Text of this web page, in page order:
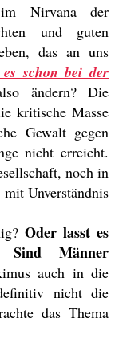
Nirvana der
und guten
das an uns
schon bei der
ändern? Die
kritische Masse
Gewalt gegen
nicht erreicht.
noch in
Unverständnis
Oder lasst es
Sind Männer
auch in die
nicht die
das Thema